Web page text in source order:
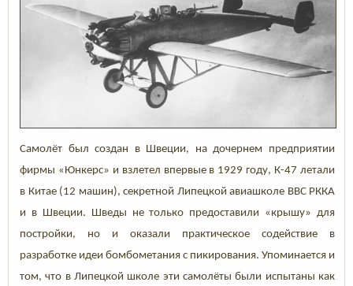
Самолёт был создан в Швеции, на дочернем предприятии
фирмы «Юнкерс» и взлетел впервые в 1929 году, К-47 летали
в Китае (12 машин), секретной Липецкой авиашколе ВВС РККА
и в Швеции. Шведы не только предоставили «крышу» для
постройки, но и оказали практическое содействие в
разработке идеи бомбометания с пикирования. Упоминается и
том, что в Липецкой школе эти самолёты были испытаны как